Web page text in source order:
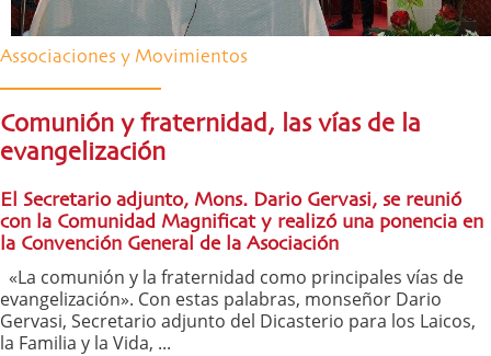
Associaciones y Movimientos
Comunión y fraternidad, las vías de la
evangelización
El Secretario adjunto, Mons. Dario Gervasi, se reunió
con la Comunidad Magnificat y realizó una ponencia en
la Convención General de la Asociación
«La comunión y la fraternidad como principales vías de
evangelización». Con estas palabras, monseñor Dario
Gervasi, Secretario adjunto del Dicasterio para los Laicos,
la Familia y la Vida, ...